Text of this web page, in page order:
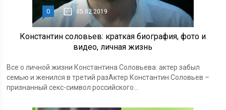
0 05.02.2019
Константин соловьев: краткая биография, фото и
видео, личная жизнь
Все о личной жизни Константина Соловьева: актер забыл
семью и женился в третий разАктер Константин Соловьев –
признанный секс-символ российского...